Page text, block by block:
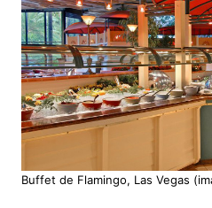
Buffet de Flamingo, Las Vegas